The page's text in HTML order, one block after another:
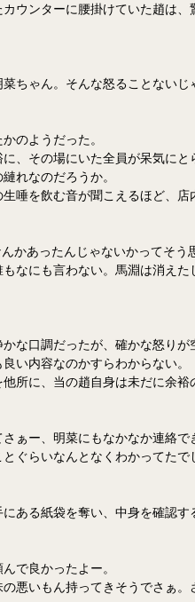
ウンターに腰掛けていた趙は、
菜ちゃん。そんな怒ることないじ
のようだった。
、その場にいた全員が呆気にと
れなのだろうか。
唾を飲む音が聞こえるほど、店
かあったんじゃないかってそう
なにも言わない。馬淵は消え
な口調だったが、確かな怒りが
い内容なのかすらわからない。
所に、当の趙自身は未だに余裕
ぁー、 明菜にもなかなか連絡で
ぐらいなんとなくわかってたで
ある紙袋を奪い、中身を確認す
で良かったよー。
悪いもん持ってきそうでさぁ。